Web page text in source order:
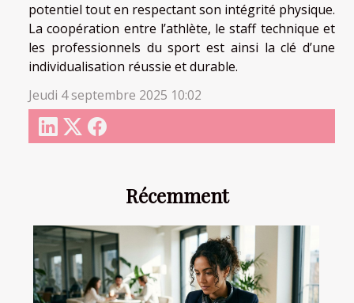
Récemment
potentiel tout en respectant son intégrité physique.
La coopération entre l’athlète, le staff technique et
les professionnels du sport est ainsi la clé d’une
individualisation réussie et durable.
Jeudi 4 septembre 2025 10:02